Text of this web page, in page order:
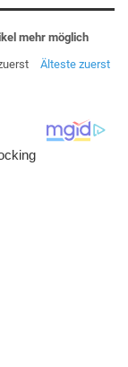
mehr möglich
Älteste zuerst